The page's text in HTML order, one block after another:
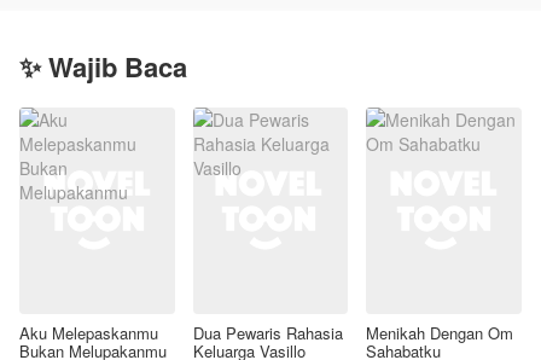
✨ Wajib Baca
Aku Melepaskanmu
Bukan Melupakanmu
Dua Pewaris Rahasia
Keluarga Vasillo
Menikah Dengan Om
Sahabatku